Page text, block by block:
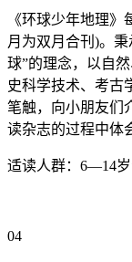
《环球少年地理》
月为双月合刊)。
球”的理念，以自
史科学技术、考古
笔触，向小朋友们
读杂志的过程中体
适读人群：6—14
04